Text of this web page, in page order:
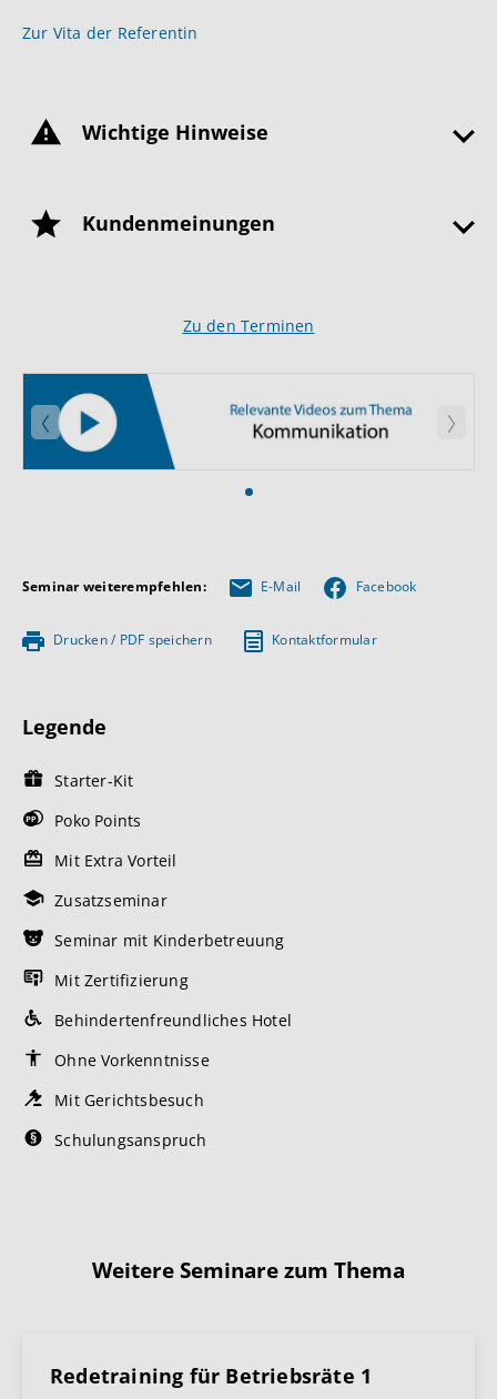
Zur Vita der Referentin
Wichtige Hinweise
Kundenmeinungen
Zu den Terminen
Zurück
Seminar weiterempfehlen: E-Mail Facebook
Drucken / PDF speichern Kontaktformular
Legende
Starter-Kit
Poko Points
Mit Extra Vorteil
Zusatzseminar
Seminar mit Kinderbetreuung
Mit Zertifizierung
Behindertenfreundliches Hotel
Ohne Vorkenntnisse
Mit Gerichtsbesuch
Schulungsanspruch
Weitere Seminare zum Thema
Redetraining für Betriebsräte 1